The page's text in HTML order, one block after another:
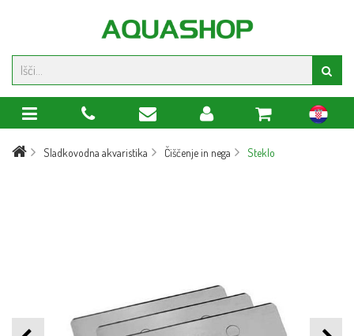
hr
Sladkovodna akvaristika Čiščenje in nega Steklo